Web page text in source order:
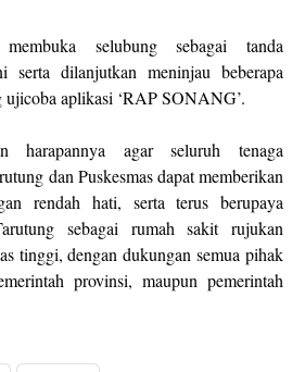
selubung sebagai tanda
serta dilanjutkan meninjau beberapa
aplikasi ‘RAP SONANG’.
harapannya agar seluruh tenaga
dan Puskesmas dapat memberikan
rendah hati, serta terus berupaya
sebagai rumah sakit rujukan
tinggi, dengan dukungan semua pihak
provinsi, maupun pemerintah